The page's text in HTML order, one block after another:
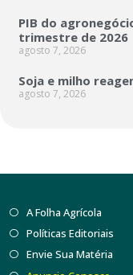
PIB do
trimestre de 2026
agosto 7, 2026
Soja e milho
agosto 7, 2026
A Folha Agrícola
Políticas Editoriais
Envie Sua Matéria